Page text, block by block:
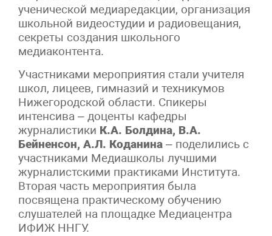
ученической медиаредакции, организация
школьной видеостудии и радиовещания,
секреты создания школьного
медиаконтента.
Участниками мероприятия стали учителя
школ, лицеев, гимназий и техникумов
Нижегородской области. Спикеры
интенсива – доценты кафедры
журналистики К.А. Болдина, В.А.
Бейненсон, А.Л. Коданина – поделились с
участниками Медиашколы лучшими
журналистскими практиками Института.
Вторая часть мероприятия была
посвящена практическому обучению
слушателей на площадке Медиацентра
ИФИЖ ННГУ.